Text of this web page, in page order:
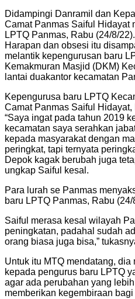
Didampingi Danramil dan
Camat Panmas Saiful Hidayat
LPTQ Panmas, Rabu (24/8/22).
Harapan dan obsesi itu
melantik kepengurusan baru
Kemakmuran Masjid (DKM)
lantai duakantor kecamatan
Kepengurusa baru LPTQ
Camat Panmas Saiful Hidayat,
“Saya ingat pada tahun 2019
kecamatan saya serahkan
kepada masyarakat dengan
peringkat, tapi ternyata
Depok kagak berubah juga
ungkap Saiful kesal.
Para lurah se Panmas
baru LPTQ Panmas, Rabu (24/
Saiful merasa kesal wilayah
peningkatan, padahal sudah
orang biasa juga bisa,”
Untuk itu MTQ mendatang,
kepada pengurus baru LPTQ
agar ada perubahan yang
memberikan kegembiraan